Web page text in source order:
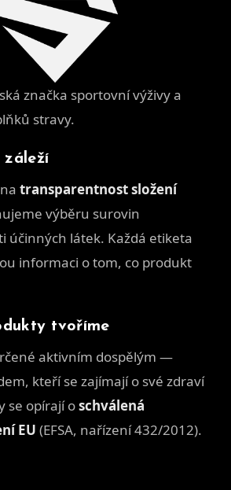
značka sportovní výživy a
stravy.
záleží
transparentnost složení
výběru surovin
účinných látek. Každá etiketa
informaci o tom, co produkt
tvoříme
aktivním dospělým —
kteří se zajímají o své zdraví
se opírají oschválená
EU (EFSA, nařízení 432/2012).